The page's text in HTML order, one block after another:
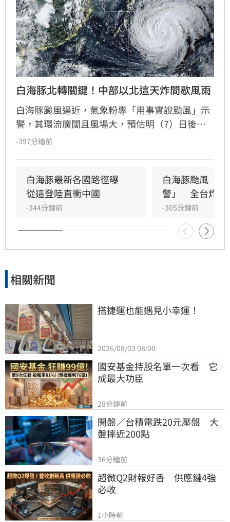
白海豚北轉關鍵！中部以北這天炸間歇風雨
白海豚颱風逼近，氣象粉專「用事實說颱風」示
警，其環流廣闊且風場大，預估明（7）日後通
過北部海域北轉，中北部平地需留意間歇性風
雨，東部恐現焚風。下週起西南風增強，中南部
降雨機率升，全台午後熱對流旺盛。此外，北
部、東部海域長浪明顯，民眾應避免沿海活動，
計畫前往沖繩或日本的旅客，務必留意週四後的
航班異動資訊，確保行程安全。
-397分鐘前
白海豚最新各國路徑曝
從這登陸直衝中國
-344分鐘前
白海豚颱風「
警」　全台炸雨
-305分鐘前
相關新聞
搭捷運也能遇見小幸運！
2026/08/03 08:00
國安基金持股名單一次看　它
成最大功臣
28分鐘前
開盤／台積電跌20元壓盤　大
盤摔近200點
36分鐘前
超微Q2財報好香　供應鏈4強
必收
1小時前